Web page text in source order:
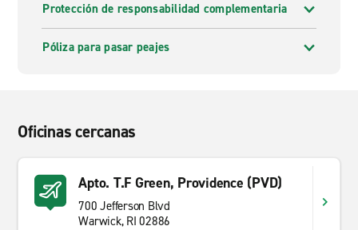
Protección de responsabilidad complementaria
Póliza para pasar peajes
Oficinas cercanas
Apto. T.F Green, Providence (PVD)
700 Jefferson Blvd
Warwick, RI 02886